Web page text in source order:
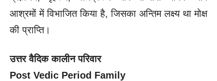
आश्रमों में विभाजित किया है, जिसका अन्तिम लक्ष्य था मोक्ष
की प्राप्ति।
उत्तर वैदिक कालीन परिवार
Post Vedic Period Family